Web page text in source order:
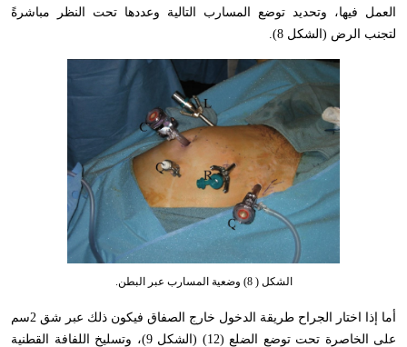
العمل فيها، وتحديد توضع المسارب التالية وعددها تحت النظر مباشرةً
لتجنب الرض (الشكل 8).
الشكل ( 8) وضعية المسارب عبر البطن.
أما إذا اختار الجراح طريقة الدخول خارج الصفاق فيكون ذلك عبر شق 2سم
على الخاصرة تحت توضع الضلع (12) (الشكل 9)، وتسليخ اللفافة القطنية